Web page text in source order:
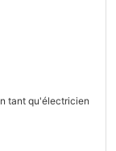
tant qu'électricien